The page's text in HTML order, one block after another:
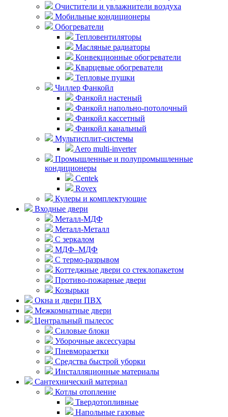
Очистители и увлажнители воздуха
Мобильные кондиционеры
Обогреватели
Тепловентиляторы
Масляные радиаторы
Конвекционные обогреватели
Кварцевые обогреватели
Тепловые пушки
Чиллер Фанкойл
Фанкойл настеный
Фанкойл напольно-потолочный
Фанкойл кассетный
Фанкойл канальный
Мультисплит-системы
Aero multi-inverter
Промышленные и полупромышленные
кондиционеры
Centek
Rovex
Кулеры и комплектующие
Входные двери
Металл-МДФ
Металл-Металл
С зеркалом
МДФ–МДФ
С термо-разрывом
Коттеджные двери со стеклопакетом
Противо-пожарные двери
Козырьки
Окна и двери ПВХ
Межкомнатные двери
Центральный пылесос
Силовые блоки
Уборочные аксессуары
Пневморазетки
Средства быстрой уборки
Инсталляционные материалы
Сантехнический материал
Котлы отопление
Твердотопливные
Напольные газовые